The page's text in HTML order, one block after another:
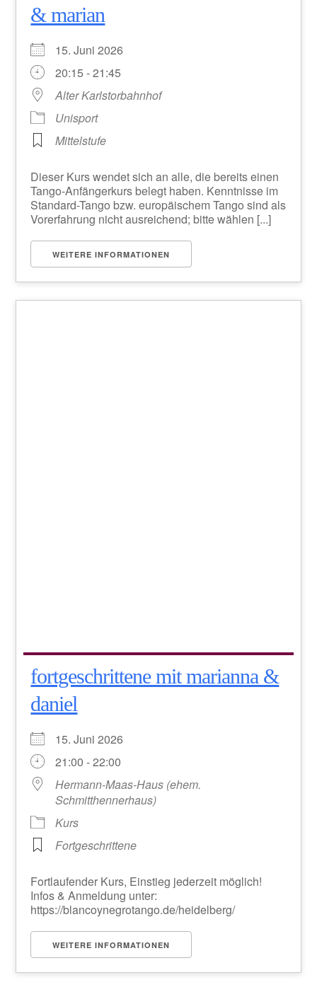
& marian
15. Juni 2026
20:15 - 21:45
Alter Karlstorbahnhof
Unisport
Mittelstufe
Dieser Kurs wendet sich an alle, die bereits einen
Tango-Anfängerkurs belegt haben. Kenntnisse im
Standard-Tango bzw. europäischem Tango sind als
Vorerfahrung nicht ausreichend; bitte wählen [...]
WEITERE INFORMATIONEN
fortgeschrittene mit marianna &
daniel
15. Juni 2026
21:00 - 22:00
Hermann-Maas-Haus (ehem.
Schmitthennerhaus)
Kurs
Fortgeschrittene
Fortlaufender Kurs, Einstieg jederzeit möglich!
Infos & Anmeldung unter:
https://blancoynegrotango.de/heidelberg/
WEITERE INFORMATIONEN